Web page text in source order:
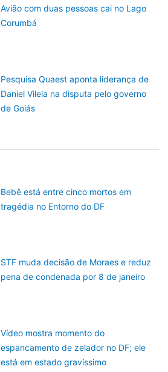
Avião com duas pessoas cai no Lago
Corumbá
Pesquisa Quaest aponta liderança de
Daniel Vilela na disputa pelo governo
de Goiás
Bebê está entre cinco mortos em
tragédia no Entorno do DF
STF muda decisão de Moraes e reduz
pena de condenada por 8 de janeiro
Vídeo mostra momento do
espancamento de zelador no DF; ele
está em estado gravíssimo